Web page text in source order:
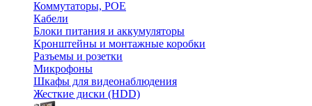
Коммутаторы, POE
Кабели
Блоки питания и аккумуляторы
Кронштейны и монтажные коробки
Разъемы и розетки
Микрофоны
Шкафы для видеонаблюдения
Жесткие диски (HDD)